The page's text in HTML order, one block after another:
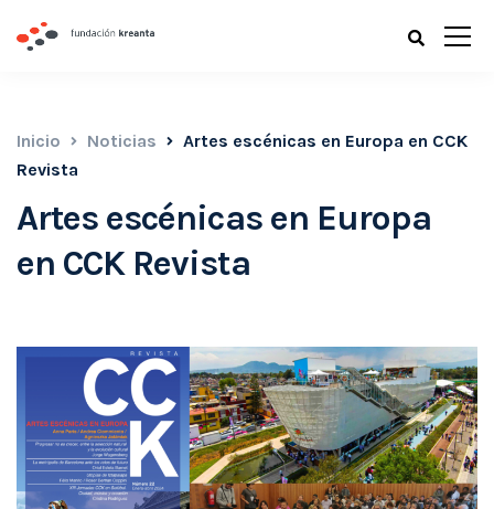
Inicio Noticias
Artes escénicas en Europa en CCK
Revista
Artes escénicas en Europa
en CCK Revista